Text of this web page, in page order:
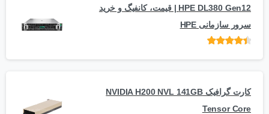
HPE DL380 Gen12 | قیمت، کانفیگ و خرید
سرور سازمانی HPE
کارت گرافیک NVIDIA H200 NVL 141GB
Tensor Core